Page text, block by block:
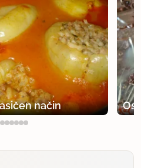
način